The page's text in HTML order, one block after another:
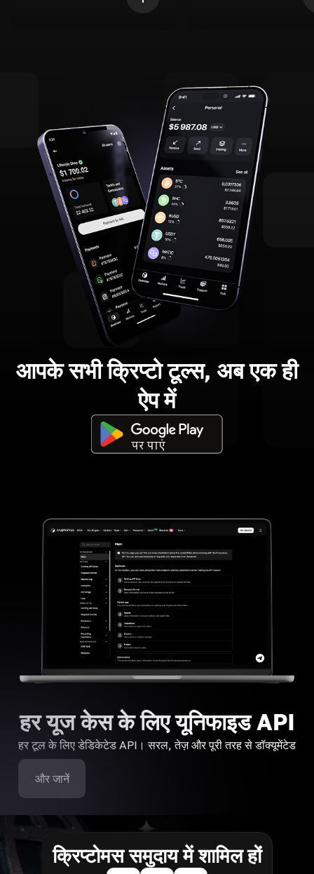
आपके सभी क्रिप्टो टूल्स, अब एक ही
ऐप में
हर यूज केस के लिए यूनिफाइड API
हर टूल के लिए डेडिकेटेड API। सरल, तेज़ और पूरी तरह से डॉक्यूमेंटेड
और जानें
क्रिप्टोमस समुदाय में शामिल हों